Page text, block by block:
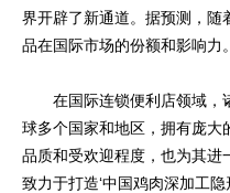
界开辟了新通道。据预测，随
品在国际市场的份额和影响力。
在国际连锁便利店领域，诸
球多个国家和地区，拥有庞大
品质和受欢迎程度，也为其进
致力于打造‘中国鸡肉深加工